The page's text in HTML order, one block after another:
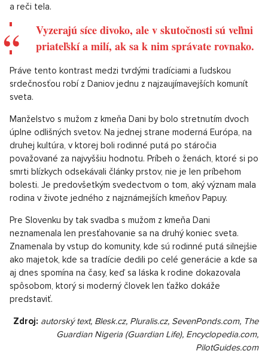
a reči tela.
Vyzerajú síce divoko, ale v skutočnosti sú veľmi
priateľskí a milí, ak sa k nim správate rovnako.
Práve tento kontrast medzi tvrdými tradíciami a ľudskou
srdečnosťou robí z Daniov jednu z najzaujímavejších komunít
sveta.
Manželstvo s mužom z kmeňa Dani by bolo stretnutím dvoch
úplne odlišných svetov. Na jednej strane moderná Európa, na
druhej kultúra, v ktorej boli rodinné putá po stáročia
považované za najvyššiu hodnotu. Príbeh o ženách, ktoré si po
smrti blízkych odsekávali články prstov, nie je len príbehom
bolesti. Je predovšetkým svedectvom o tom, aký význam mala
rodina v živote jedného z najznámejších kmeňov Papuy.
Pre Slovenku by tak svadba s mužom z kmeňa Dani
neznamenala len presťahovanie sa na druhý koniec sveta.
Znamenala by vstup do komunity, kde sú rodinné putá silnejšie
ako majetok, kde sa tradície dedili po celé generácie a kde sa
aj dnes spomína na časy, keď sa láska k rodine dokazovala
spôsobom, ktorý si moderný človek len ťažko dokáže
predstaviť.
Zdroj: autorský text, Blesk.cz, Pluralis.cz, SevenPonds.com, The
Guardian Nigeria (Guardian Life), Encyclopedia.com,
PilotGuides.com